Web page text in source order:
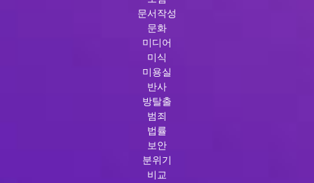
문서작성
문화
미디어
미식
미용실
반사
방탈출
범죄
법률
보안
분위기
비교